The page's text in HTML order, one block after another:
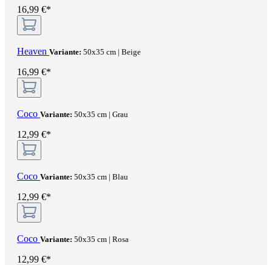
16,99 €*
Heaven Variante: 50x35 cm | Beige
16,99 €*
Coco Variante: 50x35 cm | Grau
12,99 €*
Coco Variante: 50x35 cm | Blau
12,99 €*
Coco Variante: 50x35 cm | Rosa
12,99 €*